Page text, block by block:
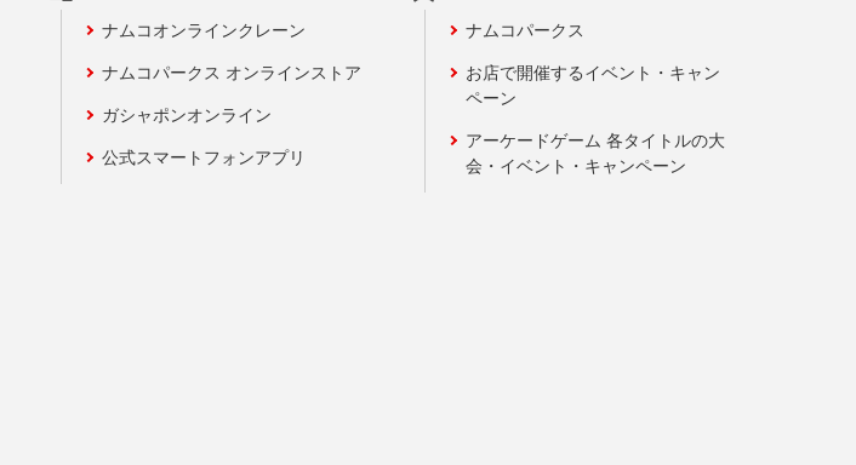
ナムコオンラインクレーン
ナムコパークス オンラインストア
ガシャポンオンライン
公式スマートフォンアプリ
ナムコパークス
お店で開催するイベント・キャン
ペーン
アーケードゲーム 各タイトルの大
会・イベント・キャンペーン